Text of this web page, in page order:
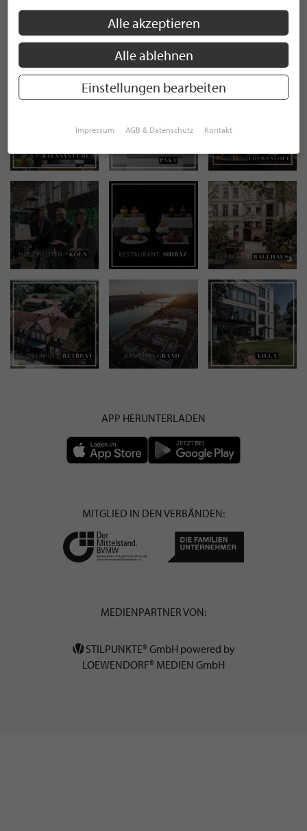
STILPUNKTE AUF
INSTAGRAM
APP HERUNTERLADEN
MITGLIED IN DEN VERBÄNDEN:
MEDIENPARTNER VON:
STILPUNKTE® GmbH powered by
LOEWENDORF® MEDIEN GmbH
Alle akzeptieren
Alle ablehnen
Einstellungen bearbeiten
Impressum AGB & Datenschutz Kontakt